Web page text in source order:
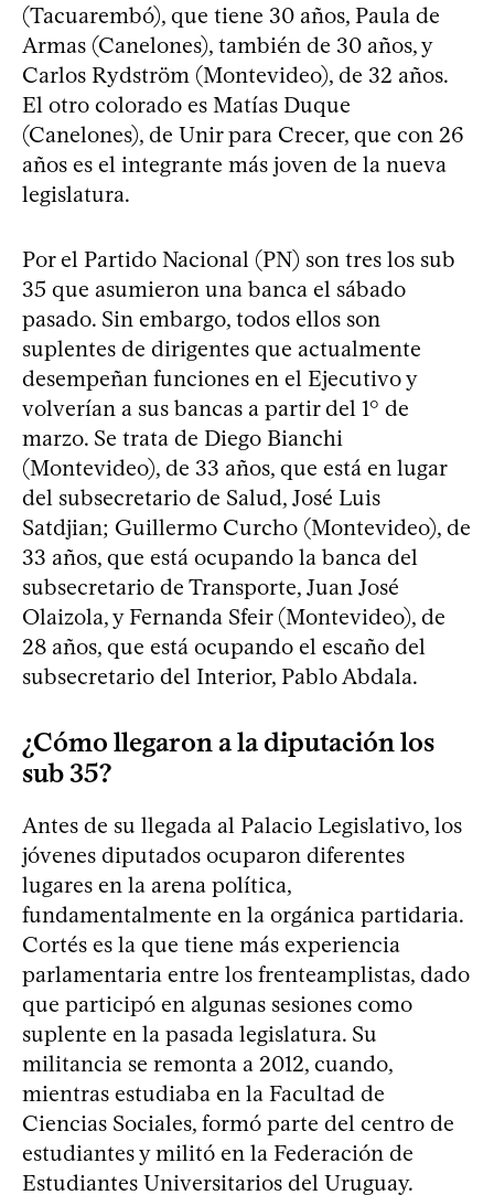
(Tacuarembó), que tiene 30 años, Paula de
Armas (Canelones), también de 30 años, y
Carlos Rydström (Montevideo), de 32 años.
El otro colorado es Matías Duque
(Canelones), de Unir para Crecer, que con 26
años es el integrante más joven de la nueva
legislatura.
Por el Partido Nacional (PN) son tres los sub
35 que asumieron una banca el sábado
pasado. Sin embargo, todos ellos son
suplentes de dirigentes que actualmente
desempeñan funciones en el Ejecutivo y
volverían a sus bancas a partir del 1° de
marzo. Se trata de Diego Bianchi
(Montevideo), de 33 años, que está en lugar
del subsecretario de Salud, José Luis
Satdjian; Guillermo Curcho (Montevideo), de
33 años, que está ocupando la banca del
subsecretario de Transporte, Juan José
Olaizola, y Fernanda Sfeir (Montevideo), de
28 años, que está ocupando el escaño del
subsecretario del Interior, Pablo Abdala.
¿Cómo llegaron a la diputación los
sub 35?
Antes de su llegada al Palacio Legislativo, los
jóvenes diputados ocuparon diferentes
lugares en la arena política,
fundamentalmente en la orgánica partidaria.
Cortés es la que tiene más experiencia
parlamentaria entre los frenteamplistas, dado
que participó en algunas sesiones como
suplente en la pasada legislatura. Su
militancia se remonta a 2012, cuando,
mientras estudiaba en la Facultad de
Ciencias Sociales, formó parte del centro de
estudiantes y militó en la Federación de
Estudiantes Universitarios del Uruguay.